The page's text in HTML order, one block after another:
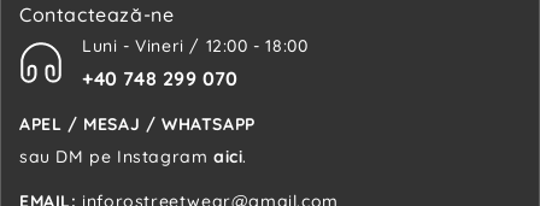
Contactează-ne
Luni - Vineri / 12:00 - 18:00
+40 748 299 070
APEL / MESAJ / WHATSAPP
sau DM pe Instagram aici.
EMAIL: inforostreetwear@gmail.com